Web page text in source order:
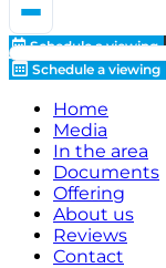
Schedule a viewing
Schedule a viewing
Home
Media
In the area
Documents
Offering
About us
Reviews
Contact